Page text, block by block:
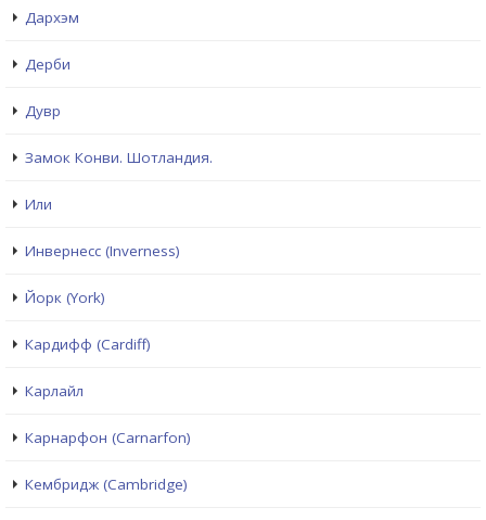
Дархэм
Дерби
Дувр
Замок Конви. Шотландия.
Или
Инвернесс (Inverness)
Йорк (York)
Кардифф (Cardiff)
Карлайл
Карнарфон (Carnarfon)
Кембридж (Cambridge)